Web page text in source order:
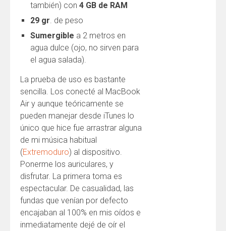
también) con 4 GB de RAM
29 gr. de peso
Sumergible a 2 metros en
agua dulce (ojo, no sirven para
el agua salada).
La prueba de uso es bastante
sencilla. Los conecté al MacBook
Air y aunque teóricamente se
pueden manejar desde iTunes lo
único que hice fue arrastrar alguna
de mi música habitual
(Extremoduro) al dispositivo.
Ponerme los auriculares, y
disfrutar. La primera toma es
espectacular. De casualidad, las
fundas que venían por defecto
encajaban al 100% en mis oídos e
inmediatamente dejé de oír el